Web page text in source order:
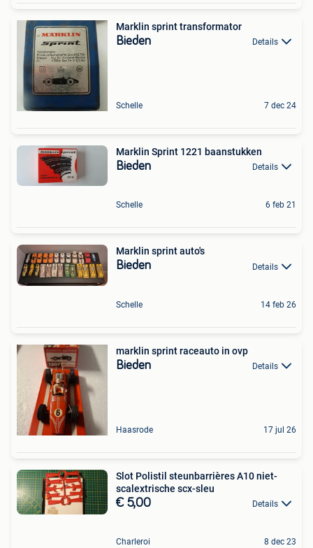
Marklin sprint transformator
Bieden Details
Schelle 7 dec 24
Marklin Sprint 1221 baanstukken
Bieden Details
Schelle 6 feb 21
Marklin sprint auto's
Bieden Details
Schelle 14 feb 26
marklin sprint raceauto in ovp
Bieden Details
Haasrode 17 jul 26
Slot Polistil steunbarrières A10 niet-
scalextrische scx-sleu
€ 5,00 Details
Charleroi 8 dec 23